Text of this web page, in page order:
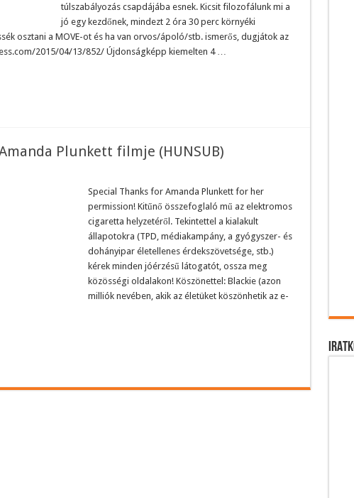
túlszabályozás csapdájába esnek. Kicsit filozofálunk mi a
jó egy kezdőnek, mindezt 2 óra 30 perc környéki
osztani a MOVE-ot és ha van orvos/ápoló/stb. ismerős, dugjátok az
2015/04/13/852/ Újdonságképp kiemelten 4 …
Amanda Plunkett filmje (HUNSUB)
Special Thanks for Amanda Plunkett for her
permission! Kitűnő összefoglaló mű az elektromos
cigaretta helyzetéről. Tekintettel a kialakult
állapotokra (TPD, médiakampány, a gyógyszer- és
dohányipar életellenes érdekszövetsége, stb.)
kérek minden jóérzésű látogatót, ossza meg
közösségi oldalakon! Köszönettel: Blackie (azon
milliók nevében, akik az életüket köszönhetik az e-